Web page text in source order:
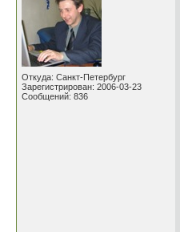
Откуда: Санкт-Петербург
Зарегистрирован: 2006-03-23
Сообщений: 836